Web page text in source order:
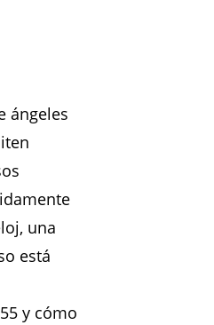
ángeles
una
está
y cómo